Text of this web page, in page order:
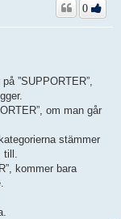
0
”SUPPORTER”,
om man går
stämmer
kommer bara